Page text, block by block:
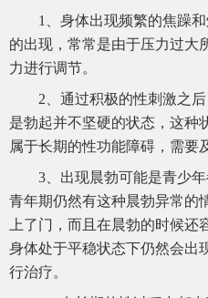
1、身体出现频繁的焦躁
的出现，常常是由于压力过大
力进行调节。
2、通过积极的性刺激之
是勃起并不坚硬的状态，这种
属于长期的性功能障碍，需要
3、出现晨勃可能是青少
青年期仍然有这种晨勃异常的
上了门，而且在晨勃的时候
身体处于平稳状态下仍然会出
行治疗。